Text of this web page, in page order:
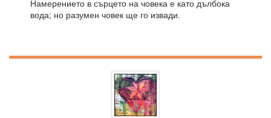
Намерението в сърцето на човека е като дълбока
вода; но разумен човек ще го извади.